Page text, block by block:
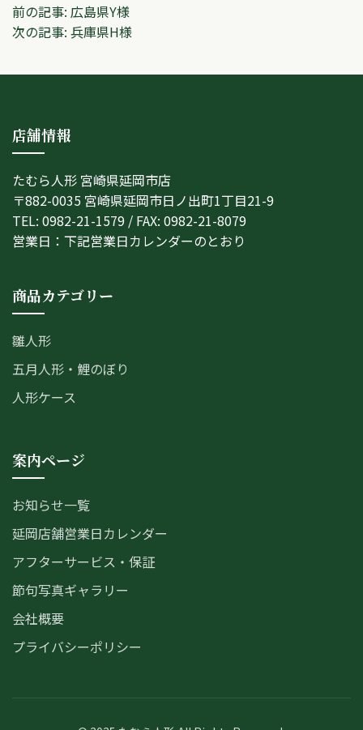
投
稿
ナ
ゲ
ー
シ
ョ
前の記事: 広島県Y様
次の記事: 兵庫県H様
店舗情報
たむら人形 宮崎県延岡市店
〒882-0035 宮崎県延岡市日ノ出町1丁目21-9
TEL: 0982-21-1579 / FAX: 0982-21-8079
営業日：下記営業日カレンダーのとおり
商品カテゴリー
雛人形
五月人形・鯉のぼり
人形ケース
案内ページ
お知らせ一覧
延岡店舗営業日カレンダー
アフターサービス・保証
節句写真ギャラリー
会社概要
プライバシーポリシー